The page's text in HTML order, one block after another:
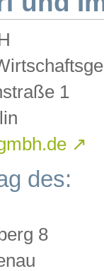
1
↗
des:
8